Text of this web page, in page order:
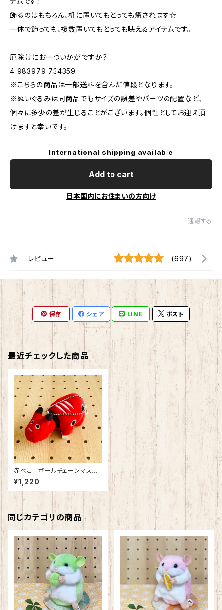
飾るのはもちろん、机に置いてもとっても癒されます☆
一体で飾っても、複数置いてもとっても映えるアイテムです。
厄除けにお一ついかがですか？
4 983979 734359
※こちらの商品は一部送料を含んだ値段となります。
※ぬいぐるみは同商品でもサイズの誤差やパーツの配置など、
個々に多少の差が生じることがございます。個性としてお迎え頂
けますと幸いです。
International shipping available
Add to cart
日本国内にお住まいの方向け
通報する
レビュー (697)
保存 シェア LINE ポスト
最近チェックした商品
赤べこ ボールチェーンマスコ
ット
¥1,220
同じカテゴリの商品